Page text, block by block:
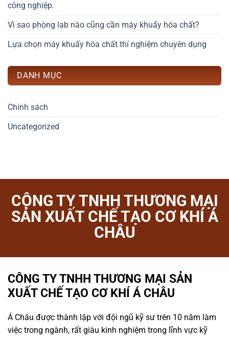
công nghiệp.
Vì sao phòng lab nào cũng cần máy khuấy hóa chất?
Lựa chọn máy khuấy hóa chất thí nghiệm chuyên dụng
DANH MỤC
Chính sách
Uncategorized
CÔNG TY TNHH THƯƠNG MẠI
SẢN XUẤT CHẾ TẠO CƠ KHÍ Á
CHÂU
CÔNG TY TNHH THƯƠNG MẠI SẢN
XUẤT CHẾ TẠO CƠ KHÍ Á CHÂU
Á Châu được thành lập với đội ngũ kỹ sư trên 10 năm làm
việc trong ngành, rất giàu kinh nghiệm trong lĩnh vực kỹ